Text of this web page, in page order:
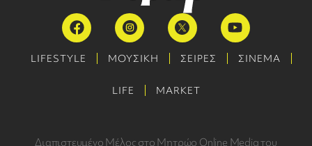
LIFESTYLE ΜΟΥΣΙΚΗ ΣΕΙΡΕΣ ΣΙΝΕΜΑ
LIFE MARKET
Διαπιστευμένο Μέλος στο Μητρώο Online Media του